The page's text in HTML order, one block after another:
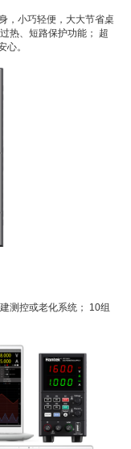
，小巧轻便，大大节省桌
热、短路保护功能； 超
心。
测控或老化系统； 10组